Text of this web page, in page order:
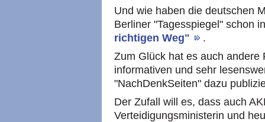
Und wie haben die deutschen
Berliner "Tagesspiegel" schon
richtigen Weg"
.
Zum Glück hat es auch andere
informativen und sehr
"NachDenkSeiten" dazu
Der Zufall will es, dass auch
Verteidigungsministerin und